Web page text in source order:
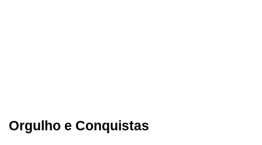
Orgulho e Conquistas